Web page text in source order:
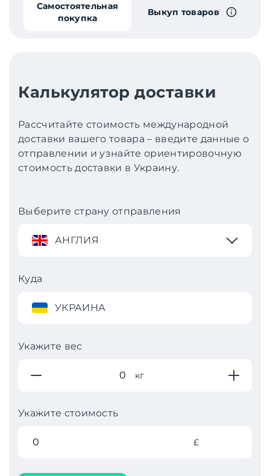
Самостоятельная
покупка
Выкуп товаров
Калькулятор доставки
Рассчитайте стоимость международной
доставки вашего товара – введите данные о
отправлении и узнайте ориентировочную
стоимость доставки в Украину.
Выберите страну отправления
АНГЛИЯ
Куда
УКРАИНА
Укажите вес
кг
Укажите стоимость
£